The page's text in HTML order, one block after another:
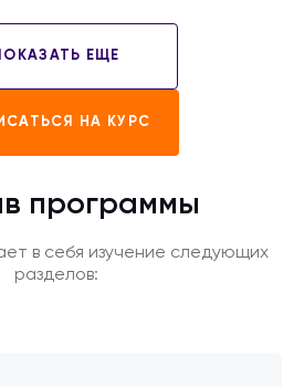
ЕЩЕ
НА КУРС
программы
в себя изучение следующих
разделов: